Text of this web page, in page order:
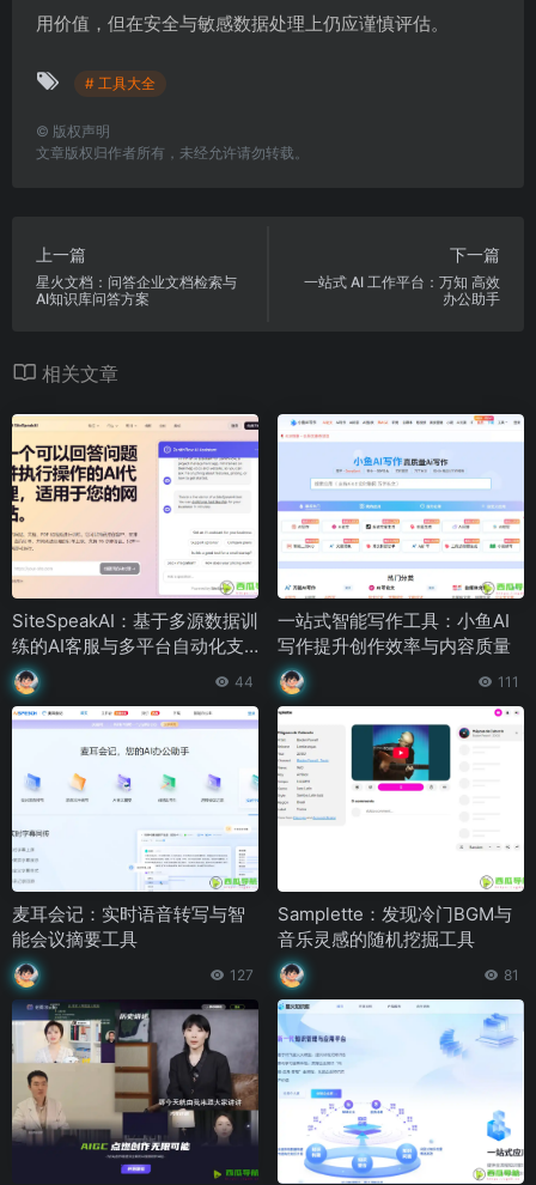
用价值，但在安全与敏感数据处理上仍应谨慎评估。
# 工具大全
© 版权声明
文章版权归作者所有，未经允许请勿转载。
上一篇
星火文档：问答企业文档检索与
AI知识库问答方案
下一篇
一站式 AI 工作平台：万知 高效
办公助手
相关文章
SiteSpeakAI：基于多源数据训
练的AI客服与多平台自动化支
持系统
44
一站式智能写作工具：小鱼AI
写作提升创作效率与内容质量
111
麦耳会记：实时语音转写与智
能会议摘要工具
127
Samplette：发现冷门BGM与
音乐灵感的随机挖掘工具
81